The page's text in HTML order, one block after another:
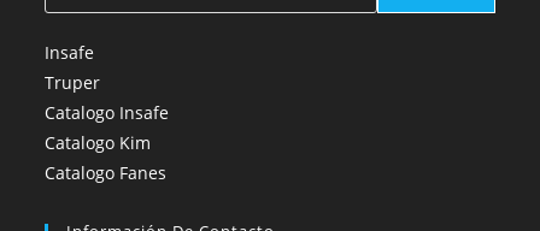
Insafe
Truper
Catalogo Insafe
Catalogo Kim
Catalogo Fanes